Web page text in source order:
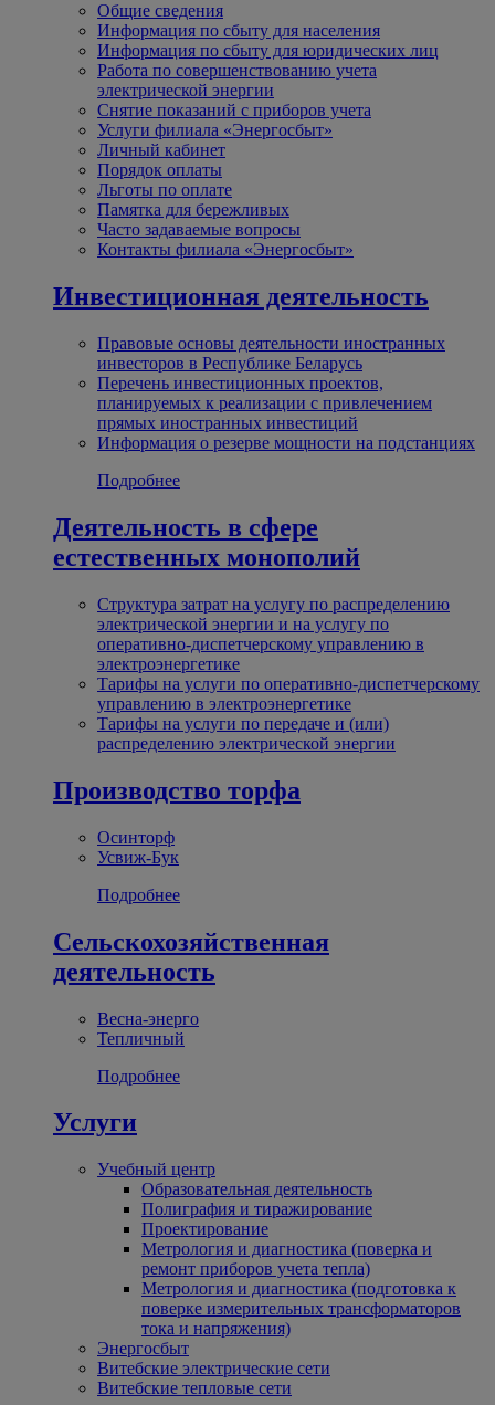
Общие сведения
Информация по сбыту для населения
Информация по сбыту для юридических лиц
Работа по совершенствованию учета
электрической энергии
Снятие показаний с приборов учета
Услуги филиала «Энергосбыт»
Личный кабинет
Порядок оплаты
Льготы по оплате
Памятка для бережливых
Часто задаваемые вопросы
Контакты филиала «Энергосбыт»
Инвестиционная деятельность
Правовые основы деятельности иностранных
инвесторов в Республике Беларусь
Перечень инвестиционных проектов,
планируемых к реализации с привлечением
прямых иностранных инвестиций
Информация о резерве мощности на подстанциях
Подробнее
Деятельность в сфере
естественных монополий
Структура затрат на услугу по распределению
электрической энергии и на услугу по
оперативно-диспетчерскому управлению в
электроэнергетике
Тарифы на услуги по оперативно-диспетчерскому
управлению в электроэнергетике
Тарифы на услуги по передаче и (или)
распределению электрической энергии
Производство торфа
Осинторф
Усвиж-Бук
Подробнее
Сельскохозяйственная
деятельность
Весна-энерго
Тепличный
Подробнее
Услуги
Учебный центр
Образовательная деятельность
Полиграфия и тиражирование
Проектирование
Метрология и диагностика (поверка и
ремонт приборов учета тепла)
Метрология и диагностика (подготовка к
поверке измерительных трансформаторов
тока и напряжения)
Энергосбыт
Витебские электрические сети
Витебские тепловые сети